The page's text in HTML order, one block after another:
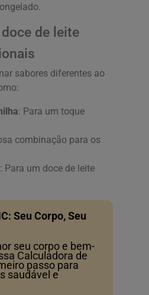
de leite
sabores diferentes ao
: Para um toque
combinação para os
: Para um doce de leite
Seu Corpo, Seu
seu corpo e bem-
Calculadora de
passo para
saudável e